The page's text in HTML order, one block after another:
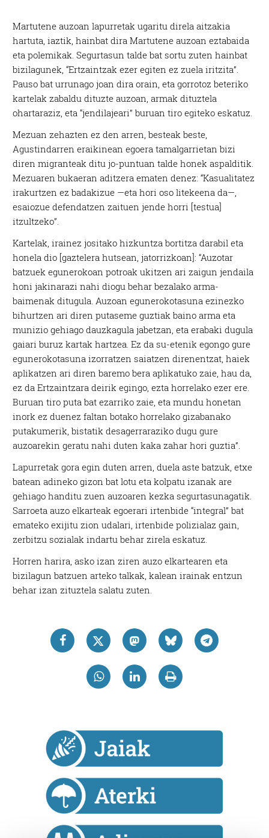
Martutene auzoan lapurretak ugaritu direla aitzakia
hartuta, iaztik, hainbat dira Martutene auzoan eztabaida
eta polemikak. Segurtasun talde bat sortu zuten hainbat
bizilagunek, “Ertzaintzak ezer egiten ez zuela iritzita”.
Pauso bat urrunago joan dira orain, eta gorrotoz beteriko
kartelak zabaldu dituzte auzoan, armak dituztela
ohartaraziz, eta “jendilajeari” buruan tiro egiteko eskatuz.
Mezuan zehazten ez den arren, besteak beste,
Agustindarren eraikinean egoera tamalgarrietan bizi
diren migranteak ditu jo-puntuan talde honek aspalditik.
Mezuaren bukaeran aditzera ematen denez: “Kasualitatez
irakurtzen ez badakizue —eta hori oso litekeena da—,
esaiozue defendatzen zaituen jende horri [testua]
itzultzeko”.
Kartelak, irainez jositako hizkuntza bortitza darabil eta
honela dio [gaztelera hutsean, jatorrizkoan]: “Auzotar
batzuek egunerokoan potroak ukitzen ari zaigun jendaila
honi jakinarazi nahi diogu behar bezalako arma-
baimenak ditugula. Auzoan egunerokotasuna ezinezko
bihurtzen ari diren putaseme guztiak baino arma eta
munizio gehiago dauzkagula jabetzan, eta erabaki dugula
gaiari buruz kartak hartzea. Ez da su-etenik egongo gure
egunerokotasuna izorratzen saiatzen direnentzat, haiek
aplikatzen ari diren baremo bera aplikatuko zaie, hau da,
ez da Ertzaintzara deirik egingo, ezta horrelako ezer ere.
Buruan tiro puta bat ezarriko zaie, eta mundu honetan
inork ez duenez faltan botako horrelako gizabanako
putakumerik, bistatik desagerraraziko dugu gure
auzoarekin geratu nahi duten kaka zahar hori guztia”.
Lapurretak gora egin duten arren, duela aste batzuk, etxe
batean adineko gizon bat lotu eta kolpatu izanak are
gehiago handitu zuen auzoaren kezka segurtasunagatik.
Sarroeta auzo elkarteak egoerari irtenbide “integral” bat
emateko exijitu zion udalari, irtenbide polizialaz gain,
zerbitzu sozialak indartu behar zirela eskatuz.
Horren harira, asko izan ziren auzo elkartearen eta
bizilagun batzuen arteko talkak, kalean irainak entzun
behar izan zituztela salatu zuten.